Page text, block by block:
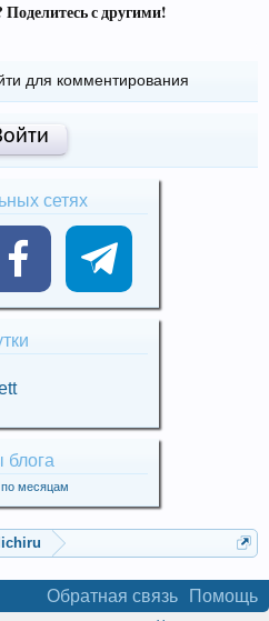
с другими!
для комментирования
сетях
блога
месяцам
Обратная связь Помощь